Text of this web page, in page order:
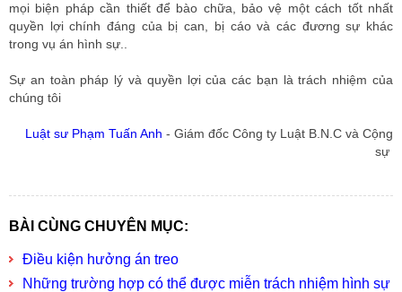
mọi biện pháp cần thiết để bào chữa, bảo vệ một cách tốt nhất
quyền lợi chính đáng của bị can, bị cáo và các đương sự khác
trong vụ án hình sự..
Sự an toàn pháp lý và quyền lợi của các bạn là trách nhiệm của
chúng tôi
Luật sư Phạm Tuấn Anh - Giám đốc Công ty Luật B.N.C và Cộng
sự
BÀI CÙNG CHUYÊN MỤC:
Điều kiện hưởng án treo
Những trường hợp có thể được miễn trách nhiệm hình sự